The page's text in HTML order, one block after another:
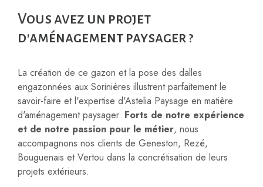
Vous avez un projet
d'aménagement paysager ?
La création de ce gazon et la pose des dalles
engazonnées aux Sorinières illustrent parfaitement le
savoir-faire et l'expertise d'Astelia Paysage en matière
d'aménagement paysager. Forts de notre expérience
et de notre passion pour le métier, nous
accompagnons nos clients de Geneston, Rezé,
Bouguenais et Vertou dans la concrétisation de leurs
projets extérieurs.